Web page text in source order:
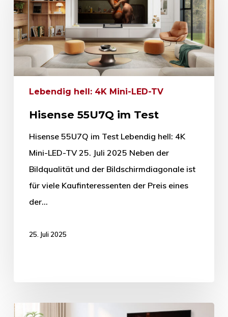
Lebendig hell: 4K Mini-LED-TV
Hisense 55U7Q im Test
Hisense 55U7Q im Test Lebendig hell: 4K
Mini-LED-TV 25. Juli 2025 Neben der
Bildqualität und der Bildschirmdiagonale ist
für viele Kaufinteressenten der Preis eines
der…
25. Juli 2025